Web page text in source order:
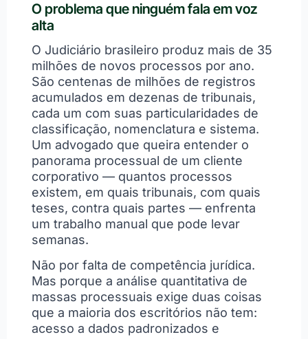
O problema que ninguém fala em voz
alta
O Judiciário brasileiro produz mais de 35
milhões de novos processos por ano.
São centenas de milhões de registros
acumulados em dezenas de tribunais,
cada um com suas particularidades de
classificação, nomenclatura e sistema.
Um advogado que queira entender o
panorama processual de um cliente
corporativo — quantos processos
existem, em quais tribunais, com quais
teses, contra quais partes — enfrenta
um trabalho manual que pode levar
semanas.
Não por falta de competência jurídica.
Mas porque a análise quantitativa de
massas processuais exige duas coisas
que a maioria dos escritórios não tem:
acesso a dados padronizados e